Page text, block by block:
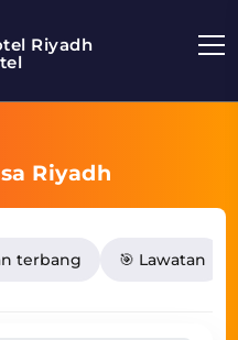
Riyadh
Riyadh
terbang 🎯 Lawatan